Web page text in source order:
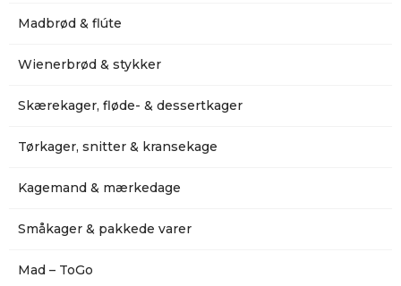
Madbrød & flúte
Wienerbrød & stykker
Skærekager, fløde- & dessertkager
Tørkager, snitter & kransekage
Kagemand & mærkedage
Småkager & pakkede varer
Mad – ToGo